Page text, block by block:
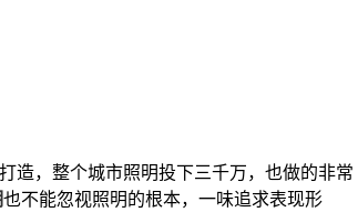
造，整个城市照明投下三千万，也做的非常
也不能忽视照明的根本，一味追求表现形